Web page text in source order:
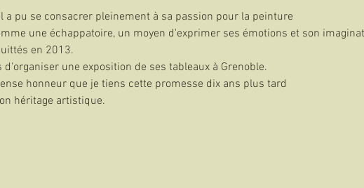
a pu se consacrer pleinement à sa passion pour la peinture
une échappatoire, un moyen d'exprimer ses émotions et son
en 2013.
une exposition de ses tableaux à Grenoble.
honneur que je tiens cette promesse dix ans plus tard
héritage artistique.